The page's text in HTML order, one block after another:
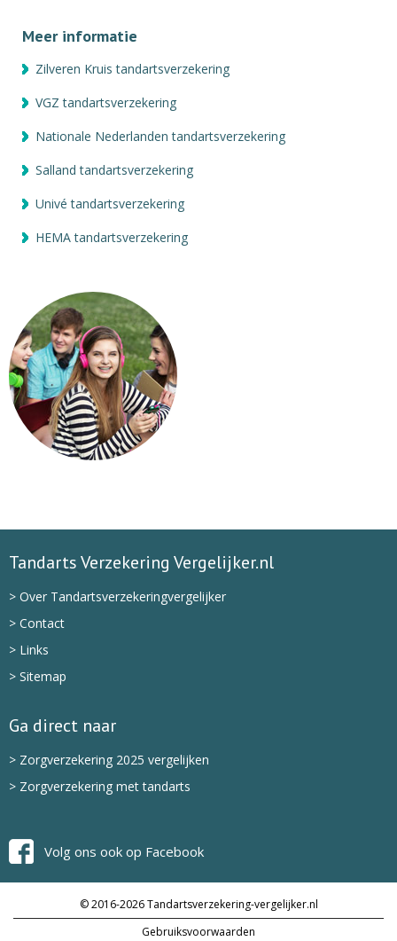
Meer informatie
Zilveren Kruis tandartsverzekering
VGZ tandartsverzekering
Nationale Nederlanden tandartsverzekering
Salland tandartsverzekering
Univé tandartsverzekering
HEMA tandartsverzekering
Tandarts Verzekering Vergelijker.nl
> Over Tandartsverzekeringvergelijker
> Contact
> Links
> Sitemap
Ga direct naar
> Zorgverzekering 2025 vergelijken
> Zorgverzekering met tandarts
Volg ons ook op Facebook
© 2016-2026 Tandartsverzekering-vergelijker.nl
Gebruiksvoorwaarden